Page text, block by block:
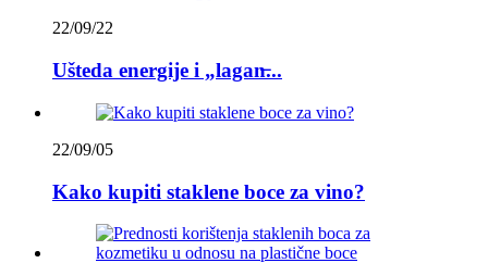
22/09/22
Ušteda energije i „lagan̶...
22/09/05
Kako kupiti staklene boce za vino?